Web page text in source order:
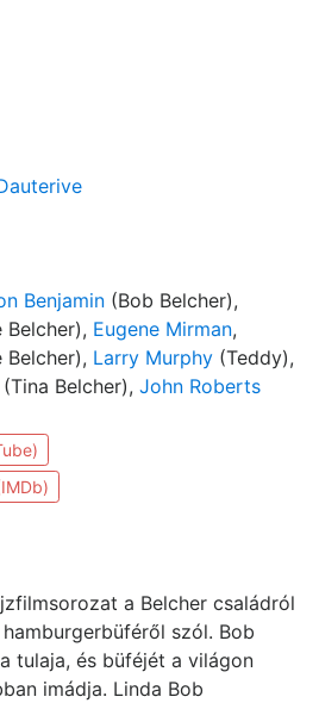
Benjamin (Bob Belcher),
Belcher), Eugene Mirman,
Belcher), Larry Murphy (Teddy),
(Tina Belcher), John Roberts
a Belcher családról
szól. Bob
tulaja, és büféjét a világon
imádja. Linda Bob